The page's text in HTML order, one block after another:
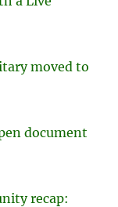
moved to
document
recap: